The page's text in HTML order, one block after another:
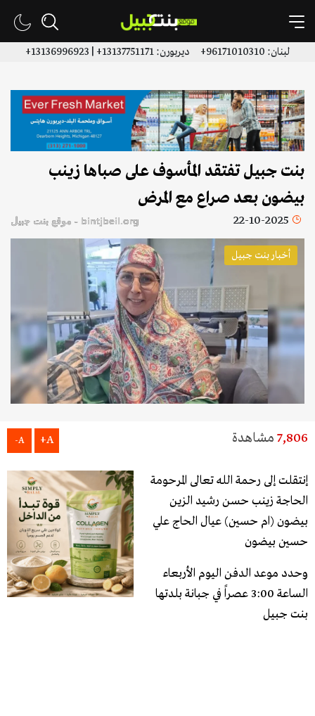
لبنان: 96171010310+ ديربورن: 13137751171+ | 13136996923+
بنت جبيل تفتقد المأسوف على صباها زينب
بيضون بعد صراع مع المرض
22-10-2025 bintjbeil.org - موقع بنت جبيل
أخبار بنت جبيل
7,806 مشاهدة A+
A-
إنتقلت إلى رحمة الله تعالى المرحومة
الحاجة زينب حسن رشيد الزين
بيضون (ام حسين) عيال الحاج علي
حسين بيضون
وحدد موعد الدفن اليوم الأربعاء
الساعة 3:00 عصراً في جبانة بلدتها
بنت جبيل